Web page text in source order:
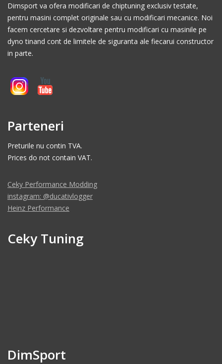
Dimsport va ofera modificari de chiptuning exclusiv testate,
pentru masini complet originale sau cu modificari mecanice. Noi
facem cercetare si dezvoltare pentru modificari cu masinile pe
dyno tinand cont de limitele de siguranta ale fiecarui constructor
in parte.
Parteneri
Preturile nu contin TVA.
Prices do not contain VAT.
Ceky Performance Modding
instagram: @ducativlogger
Heinz Performance
Ceky Tuning
DimSport